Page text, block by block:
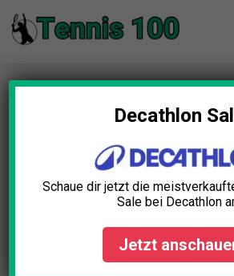
Zum
Inhalt
Startseite»Blog»Tennis für
Grundlagen und Tipps für den
Decathlon
Schaue dir jetzt die
Sale bei Decathlon
Jetzt